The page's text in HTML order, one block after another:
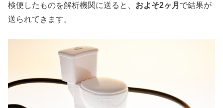
検便したものを解析機関に送ると、 およそ2ヶ月 で結果が
送られてきます。